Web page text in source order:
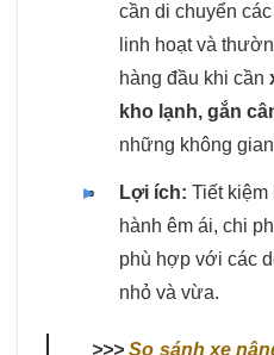
cần di chuyển
linh hoạt và
hàng đầu khi cần
kho lạnh, gắn
những không
Lợi ích: Tiết kiệm
hành êm ái, chi
phù hợp với các
nhỏ và vừa.
>>>So sánh xe